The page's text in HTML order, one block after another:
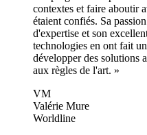
contextes et faire aboutir
étaient confiés. Sa
d'expertise et son
technologies en ont fait
développer des solutions
aux règles de l'art. »
VM
Valérie Mure
Worldline